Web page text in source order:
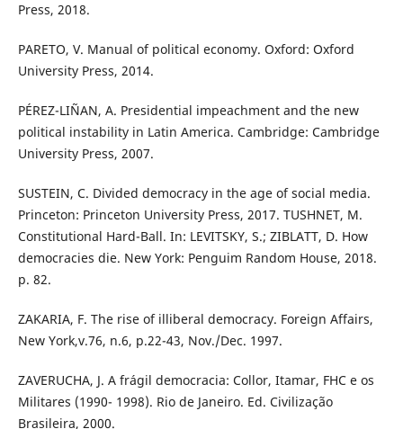
Press, 2018.
PARETO, V. Manual of political economy. Oxford: Oxford
University Press, 2014.
PÉREZ-LIÑAN, A. Presidential impeachment and the new
political instability in Latin America. Cambridge: Cambridge
University Press, 2007.
SUSTEIN, C. Divided democracy in the age of social media.
Princeton: Princeton University Press, 2017. TUSHNET, M.
Constitutional Hard-Ball. In: LEVITSKY, S.; ZIBLATT, D. How
democracies die. New York: Penguim Random House, 2018.
p. 82.
ZAKARIA, F. The rise of illiberal democracy. Foreign Affairs,
New York,v.76, n.6, p.22-43, Nov./Dec. 1997.
ZAVERUCHA, J. A frágil democracia: Collor, Itamar, FHC e os
Militares (1990- 1998). Rio de Janeiro. Ed. Civilização
Brasileira, 2000.